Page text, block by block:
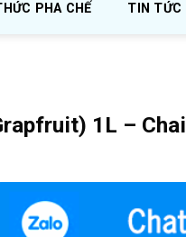
PHA CHẾ TIN TỨC
1L – Chai